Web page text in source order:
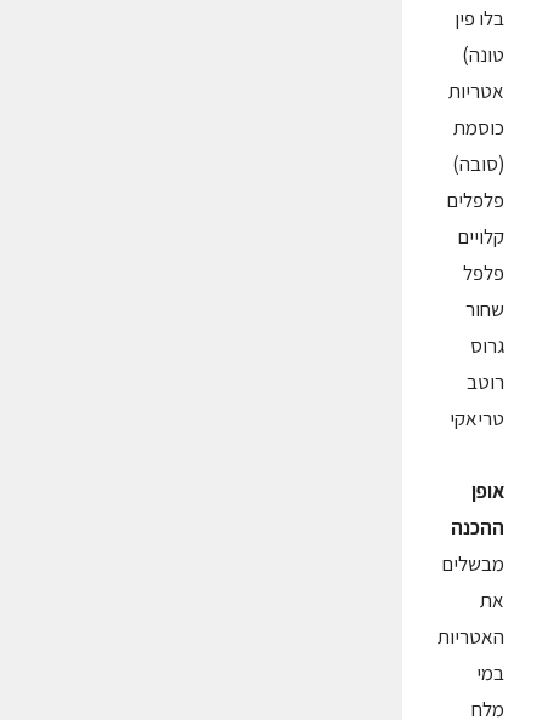
בלו פין
טונה)
אטריות
כוסמת
(סובה)
פלפלים
קלויים
פלפל
שחור
גרוס
רוטב
טריאקי
אופן
ההכנה
מבשלים
את
האטריות
במי
מלח